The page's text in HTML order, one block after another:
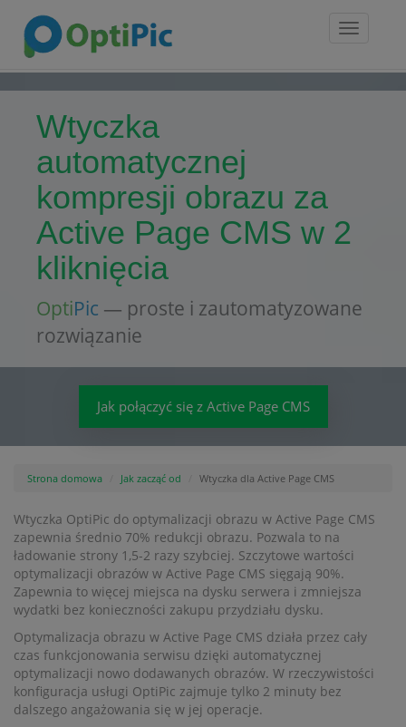
Toggle
Wtyczka
automatycznej
kompresji obrazu za
Active Page CMS w 2
kliknięcia
OptiPic — proste i zautomatyzowane
rozwiązanie
Jak połączyć się z Active Page CMS
Strona domowa Jak zacząć od Wtyczka dla Active Page CMS
Wtyczka OptiPic do optymalizacji obrazu w Active Page CMS
zapewnia średnio 70% redukcji obrazu. Pozwala to na
ładowanie strony 1,5-2 razy szybciej. Szczytowe wartości
optymalizacji obrazów w Active Page CMS sięgają 90%.
Zapewnia to więcej miejsca na dysku serwera i zmniejsza
wydatki bez konieczności zakupu przydziału dysku.
Optymalizacja obrazu w Active Page CMS działa przez cały
czas funkcjonowania serwisu dzięki automatycznej
optymalizacji nowo dodawanych obrazów. W rzeczywistości
konfiguracja usługi OptiPic zajmuje tylko 2 minuty bez
dalszego angażowania się w jej operacje.